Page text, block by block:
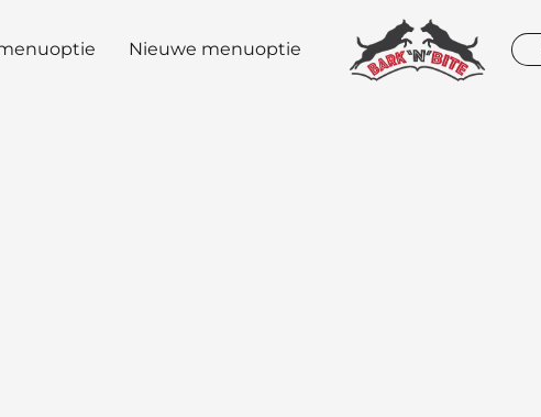
Nieuwe menuoptie